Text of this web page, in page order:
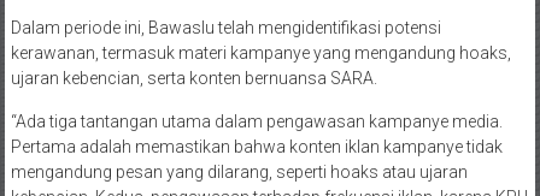
Dalam periode ini, Bawaslu telah mengidentifikasi potensi
kerawanan, termasuk materi kampanye yang mengandung hoaks,
ujaran kebencian, serta konten bernuansa SARA.
“Ada tiga tantangan utama dalam pengawasan kampanye media.
Pertama adalah memastikan bahwa konten iklan kampanye tidak
mengandung pesan yang dilarang, seperti hoaks atau ujaran